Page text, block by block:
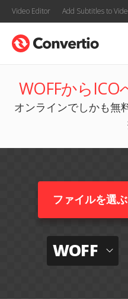
Video Editor Add Subtitles to
WOFFから
オンラインでしかも無
ファイルを選ぶ
WOFF